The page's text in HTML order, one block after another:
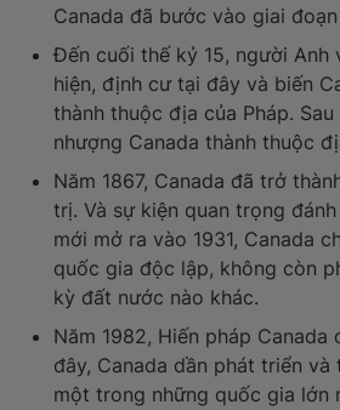
Canada đã bước vào giai
Đến cuối thế kỷ 15, người Anh
hiện, định cư tại đây và biến
thành thuộc địa của Pháp. Sau
nhượng Canada thành thuộc
Năm 1867, Canada đã trở
trị. Và sự kiện quan trọng
mới mở ra vào 1931, Canada
quốc gia độc lập, không còn
kỳ đất nước nào khác.
Năm 1982, Hiến pháp Canada
đây, Canada dần phát triển và
một trong những quốc gia lớn